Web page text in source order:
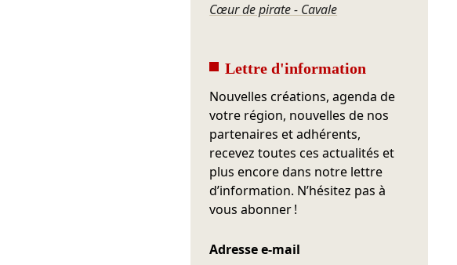
Cœur de pirate - Cavale
Lettre d'information
Nouvelles créations, agenda de
votre région, nouvelles de nos
partenaires et adhérents,
recevez toutes ces actualités et
plus encore dans notre lettre
d’information. N’hésitez pas à
vous abonner !
Adresse e-mail